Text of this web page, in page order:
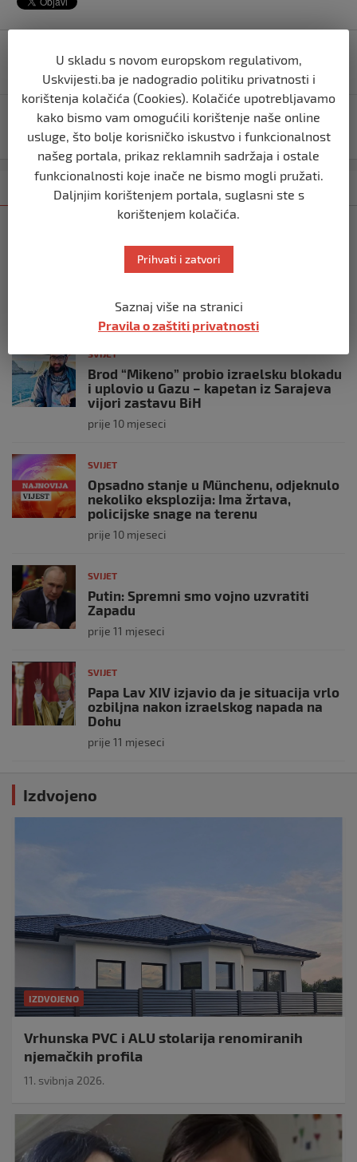
objava
IZBORI U NJEMAČKOJ: Kakve su šanse da ekstremno
desni AfD uđe u Vladu te države?
Tragedija u Kozarskoj Dubici: U porodičnoj kući izbio
požar, pronađena tri ugljenisana tijela
Kategorija Najčitanije
Italijanski kapetan iz flotile za Gazu
primio islam nakon što su izraelske
snage prekinule molitvu njegove
prije 10 mjeseci
SVIJET
Brod “Mikeno” probio izraelsku blokadu
i uplovio u Gazu – kapetan iz Sarajeva
vijori zastavu BiH
prije 10 mjeseci
SVIJET
Opsadno stanje u Münchenu, odjeknulo
nekoliko eksplozija: Ima žrtava,
policijske snage na terenu
prije 10 mjeseci
SVIJET
Putin: Spremni smo vojno uzvratiti
Zapadu
prije 11 mjeseci
SVIJET
Papa Lav XIV izjavio da je situacija vrlo
ozbiljna nakon izraelskog napada na
Dohu
prije 11 mjeseci
Izdvojeno
IZDVOJENO
Vrhunska PVC i ALU stolarija renomiranih
njemačkih profila
11. svibnja 2026.
U skladu s novom europskom regulativom,
Uskvijesti.ba je nadogradio politiku privatnosti i
korištenja kolačića (Cookies). Kolačiće upotrebljavamo
kako bismo vam omogućili korištenje naše online
usluge, što bolje korisničko iskustvo i funkcionalnost
našeg portala, prikaz reklamnih sadržaja i ostale
funkcionalnosti koje inače ne bismo mogli pružati.
Daljnjim korištenjem portala, suglasni ste s
korištenjem kolačića.
Prihvati i zatvori
Saznaj više na stranici
Pravila o zaštiti privatnosti